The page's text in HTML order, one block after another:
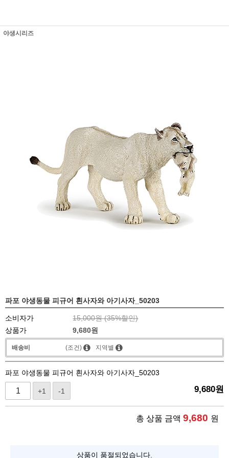
야생시리즈
파포 야생동물 피규어 흰사자와 아기사자_50203
소비자가 15,000원 (35%할인)
상품가
9,680원
배송비 (조건) 지역별
파포 야생동물 피규어 흰사자와 아기사자_50203
+1 -1 9,680원
총 상품 금액 9,680 원
상품이 품절되었습니다.